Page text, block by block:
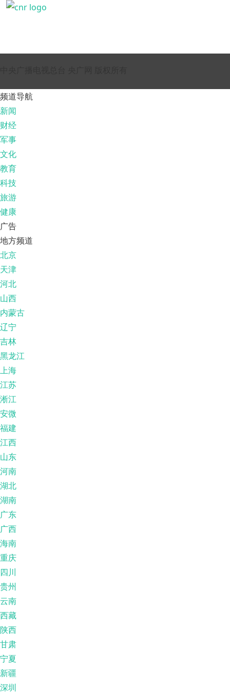
频道导航
新闻
财经
军事
文化
教育
科技
旅游
健康
广告
地方频道
北京
天津
河北
山西
内蒙古
辽宁
吉林
黑龙江
上海
江苏
淅江
安微
福建
江西
山东
河南
湖北
湖南
广东
广西
海南
重庆
四川
贵州
云南
西藏
陕西
甘肃
宁夏
新疆
深圳